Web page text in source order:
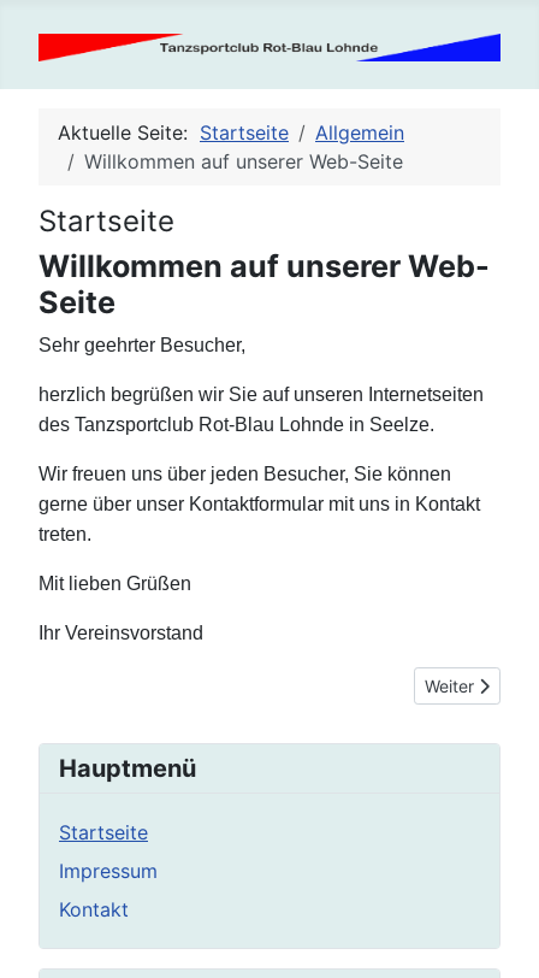
Aktuelle Seite: Startseite
Allgemein
Willkommen auf unserer Web-Seite
Startseite
Willkommen auf unserer Web-
Seite
Sehr geehrter Besucher,
herzlich begrüßen wir Sie auf unseren Internetseiten
des Tanzsportclub Rot-Blau Lohnde in Seelze.
Wir freuen uns über jeden Besucher, Sie können
gerne über unser Kontaktformular mit uns in Kontakt
treten.
Mit lieben Grüßen
Ihr Vereinsvorstand
Nächster
Weiter
Hauptmenü
Startseite
Impressum
Kontakt